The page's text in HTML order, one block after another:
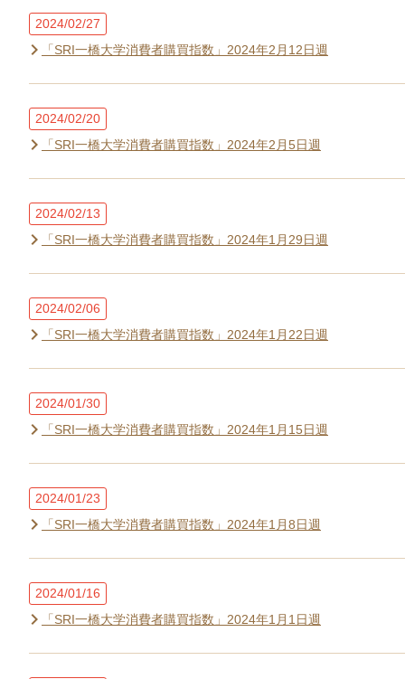
2024/02/27
「SRI一橋大学消費者購買指数」2024年2月12日週
2024/02/20
「SRI一橋大学消費者購買指数」2024年2月5日週
2024/02/13
「SRI一橋大学消費者購買指数」2024年1月29日週
2024/02/06
「SRI一橋大学消費者購買指数」2024年1月22日週
2024/01/30
「SRI一橋大学消費者購買指数」2024年1月15日週
2024/01/23
「SRI一橋大学消費者購買指数」2024年1月8日週
2024/01/16
「SRI一橋大学消費者購買指数」2024年1月1日週